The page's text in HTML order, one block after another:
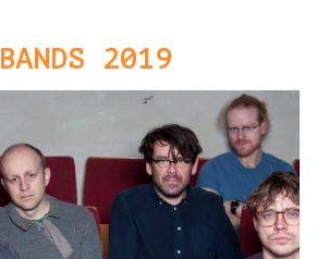
BANDS 2019